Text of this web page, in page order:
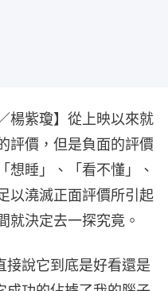
楊紫瓊】從上映以來就
評價，但是負面的評價
想睡」、「看不懂」、
以澆滅正面評價所引起
就決定去一探究竟。
接說它到底是好看還是